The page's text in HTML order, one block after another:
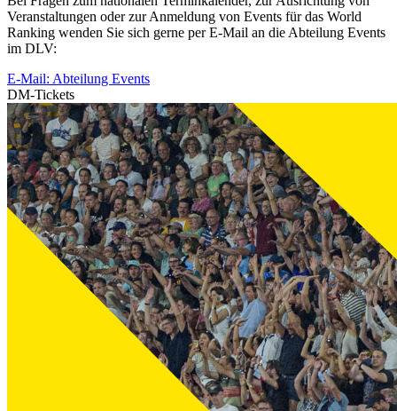
Veranstaltungen oder zur Anmeldung von Events für das World
Ranking wenden Sie sich gerne per E-Mail an die Abteilung Events
im DLV:
E-Mail: Abteilung Events
DM-Tickets